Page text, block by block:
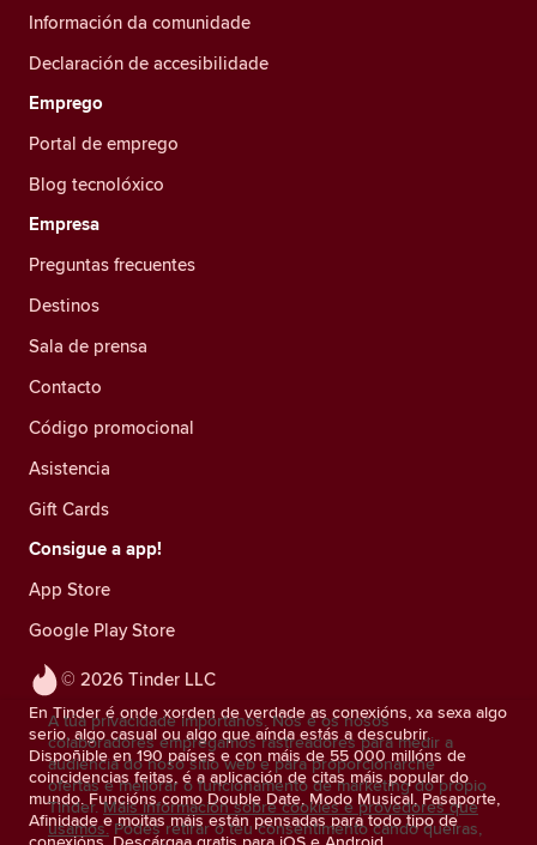
© 2026 Tinder LLC
En Tinder é onde xorden de verdade as conexións, xa sexa algo
serio, algo casual ou algo que aínda estás a descubrir.
Dispoñible en 190 países e con máis de 55 000 millóns de
coincidencias feitas, é a aplicación de citas máis popular do
mundo. Funcións como Double Date, Modo Musical, Pasaporte,
Afinidade e moitas máis están pensadas para todo tipo de
Información da comunidade
Declaración de accesibilidade
Emprego
Portal de emprego
Blog tecnolóxico
Empresa
Preguntas frecuentes
Destinos
Sala de prensa
Contacto
Código promocional
Asistencia
Gift Cards
Consigue a app!
App Store
Google Play Store
A túa privacidade impórtanos. Nós e os nosos
colaboradores empregamos rastreadores para medir a
audiencia do noso sitio web e para proporcionarche
ofertas e mellorar o funcionamento de marketing do propio
Tinder. Máis información sobre cookies e provedores que
usamos. Podes retirar o teu consentimento cando queiras,